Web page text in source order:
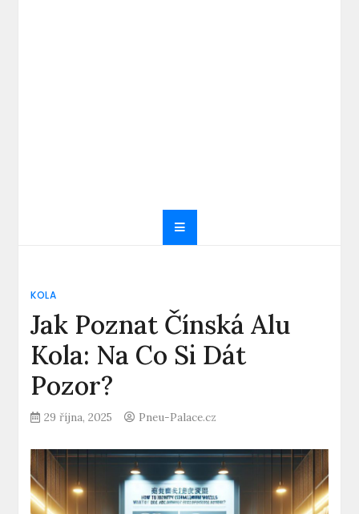
KOLA
Jak Poznat Čínská Alu
Kola: Na Co Si Dát
Pozor?
29 října, 2025 Pneu-Palace.cz